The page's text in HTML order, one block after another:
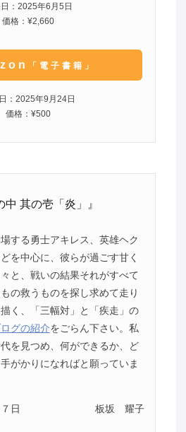
：2025年6月5日
価格：¥2,660
「電子書籍」
：2025年9月24日
価格：¥500
中 其の壱「炎」』
する勇士アキレス、英雄ヘク
を中心に、彼らが過ごす甘く
と、戦いの結果それがすべて
の救うものを探し求めて走り
く、「三幅対」と「疾走」の
グの紹介をごらん下さい。私
を見つめ、何ができるか、ど
がかりになればと願っていま
日 板坂 耀子